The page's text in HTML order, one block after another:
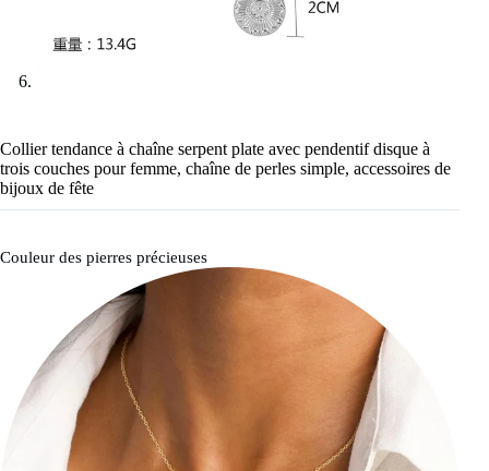
Collier tendance à chaîne serpent plate avec pendentif disque à
trois couches pour femme, chaîne de perles simple, accessoires de
bijoux de fête
Couleur des pierres précieuses